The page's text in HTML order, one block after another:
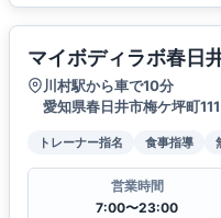
マイボディラボ春日
川村駅から車で10分
愛知県春日井市梅ケ坪町
トレーナー指名 食事指導
営業時間
7:00〜23:00